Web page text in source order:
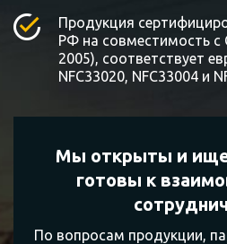
Продукция
РФ на совместимость
2005), соответствует
NFC33020, NFC33004 и
Мы открыты и
готовы к
По вопросам продукции,